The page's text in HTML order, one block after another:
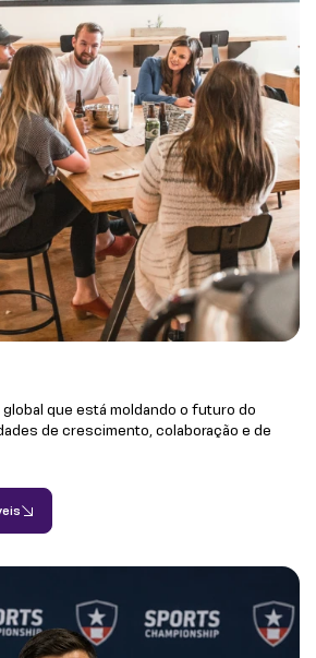
que está moldando o futuro do
de crescimento, colaboração e de